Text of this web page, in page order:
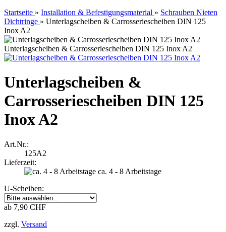
Startseite » Installation & Befestigungsmaterial » Schrauben Nieten
Dichtringe » Unterlagscheiben & Carrosseriescheiben DIN 125
Inox A2
Unterlagscheiben & Carrosseriescheiben DIN 125 Inox A2
Unterlagscheiben &
Carrosseriescheiben DIN 125
Inox A2
Art.Nr.:
125A2
Lieferzeit:
ca. 4 - 8 Arbeitstage
U-Scheiben:
ab 7,90 CHF
zzgl. Versand